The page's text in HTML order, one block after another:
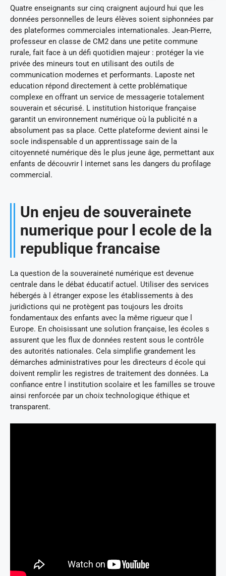
Quatre enseignants sur cinq craignent aujourd hui que les
données personnelles de leurs élèves soient siphonnées par
des plateformes commerciales internationales. Jean-Pierre,
professeur en classe de CM2 dans une petite commune
rurale, fait face à un défi quotidien majeur : protéger la vie
privée des mineurs tout en utilisant des outils de
communication modernes et performants. Laposte net
education répond directement à cette problématique
complexe en offrant un service de messagerie totalement
souverain et sécurisé. L institution historique française
garantit un environnement numérique où la publicité n a
absolument pas sa place. Cette plateforme devient ainsi le
socle indispensable d un apprentissage sain de la
citoyenneté numérique dès le plus jeune âge, permettant aux
enfants de découvrir l internet sans les dangers du profilage
commercial.
Un enjeu de souverainete
numerique pour l ecole de la
republique francaise
La question de la souveraineté numérique est devenue
centrale dans le débat éducatif actuel. Utiliser des services
hébergés à l étranger expose les établissements à des
juridictions qui ne protègent pas toujours les droits
fondamentaux des enfants avec la même rigueur que l
Europe. En choisissant une solution française, les écoles s
assurent que les flux de données restent sous le contrôle
des autorités nationales. Cela simplifie grandement les
démarches administratives pour les directeurs d école qui
doivent remplir les registres de traitement des données. La
confiance entre l institution scolaire et les familles se trouve
ainsi renforcée par un choix technologique éthique et
transparent.